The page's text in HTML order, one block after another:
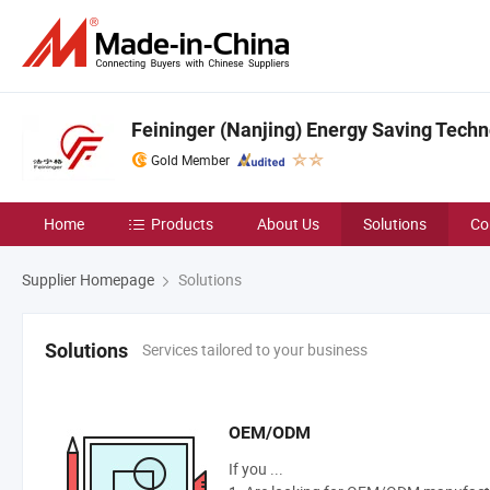
Feininger (Nanjing) Energy Saving
Gold Member
Home Products About Us Solutions
Supplier Homepage Solutions
Solutions Services tailored to your business
OEM/ODM
If you ...